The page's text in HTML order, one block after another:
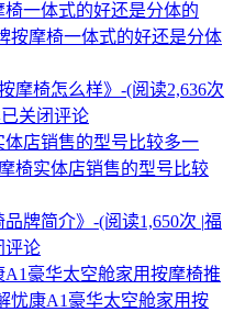
一体式的好还是分体的
按摩椅一体式的好还是分体
摩椅怎么样》-(阅读2,636次
已关闭评论
店销售的型号比较多一
椅实体店销售的型号比较
牌简介》-(阅读1,650次 |福
评论
豪华太空舱家用按摩椅推
忧康A1豪华太空舱家用按